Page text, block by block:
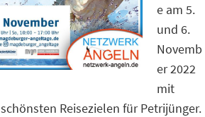
e am 5.
und 6.
Novemb
er 2022
mit
Reisezielen für Petrijünger.